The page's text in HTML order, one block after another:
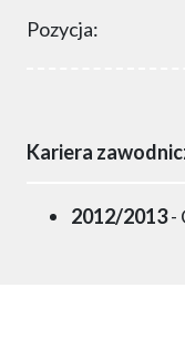
Pozycja:
Kariera
2012/2013-